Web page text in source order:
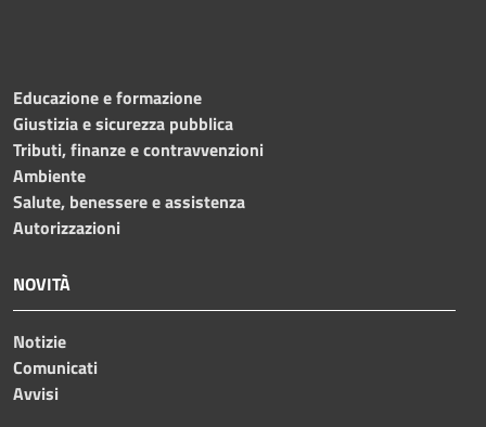
Educazione e formazione
Giustizia e sicurezza pubblica
Tributi, finanze e contravvenzioni
Ambiente
Salute, benessere e assistenza
Autorizzazioni
NOVITÀ
Notizie
Comunicati
Avvisi